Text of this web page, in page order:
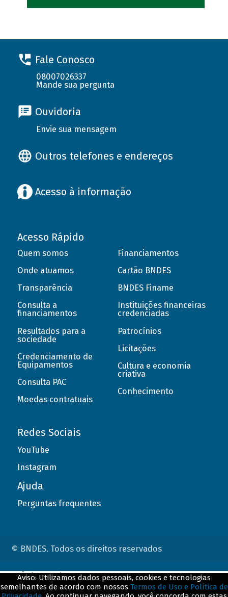
Fale Conosco
08007026337
Mande sua pergunta
Ouvidoria
Envie sua mensagem
Outros telefones e endereços
Acesso à informação
Acesso Rápido
Quem somos
Onde atuamos
Transparência
Consulta a
financiamentos
Resultados para a
sociedade
Credenciamento de
Equipamentos
Consulta PAC
Moedas contratuais
Financiamentos
Cartão BNDES
BNDES Finame
Instituições financeiras
credenciadas
Patrocínios
Licitações
Cultura e economia
criativa
Conhecimento
Redes Sociais
YouTube
Instagram
Ajuda
Perguntas frequentes
© BNDES. Todos os direitos reservados
Aviso: Utilizamos dados pessoais, cookies e tecnologias
semelhantes de acordo com nossos Termos de Uso e Política de
ConteÃºdo complementar
${title}${badge}